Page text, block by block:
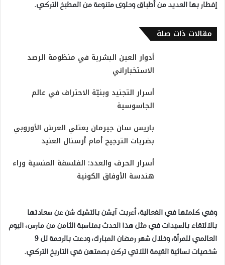
إفطار بها العديد من أطباق وحلوى متنوعة من المطبخ التركي.
مقالات ذات صلة
​أدوار العين البشرية في منظومة الرصد
الاستخباراتي
​أسرار التجنيد وبنيّة الاحتراف في عالم
الجاسوسية
باريس سان جيرمان يعتلي العرش الأوروبي
بضربات الترجيح أمام أرسنال العنيد
أسرار الحرف والعدد: الفلسفة المنسية وراء
هندسة الأوفاق الكونية
وفي كلمتها في الفعالية، أعربت آيشن بالتشيك شن عن سعادتها
بالالتقاء بالسيدات في مثل هذا الحدث بمناسبة الثامن من مارس، اليوم
العالمي للمرأة، وخلال شهر رمضان المبارك، ودعت بالرحمة لل 9
شخصيات نسائية القيمة اللاتي تركن بصمتهن في التاريخ التركي.